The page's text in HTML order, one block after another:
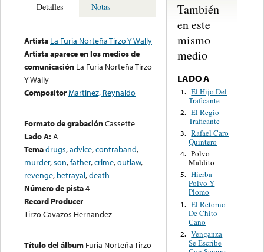
Detalles Notas
Artista La Furia Norteña Tirzo Y Wally
Artista aparece en los medios de
comunicación La Furia Norteña Tirzo
Y Wally
CompositorMartinez, Reynaldo
Formato de grabaciónCassette
Lado A:A
Temadrugs,advice,contraband,
murder,son,father,crime,outlaw,
revenge, betrayal,death
Número de pista4
Record Producer
Tirzo Cavazos Hernandez
Título del álbum Furia Norteña Tirzo
También
en este
mismo
medio
LADO A
1. El Hijo Del
Traficante
2. El Regio
Traficante
3. Rafael Caro
Quintero
4. Polvo
Maldito
5. Hierba
Polvo Y
Plomo
1. El Retorno
De Chito
Cano
2. Venganza
Se Escribe